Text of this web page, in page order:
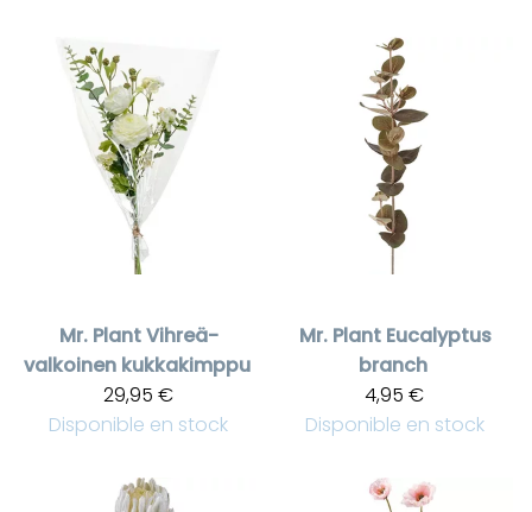
Mr. PlantVihreä-
valkoinen kukkakimppu
29,95 €
Disponible en stock
Mr. Plant Eucalyptus
branch
4,95 €
Disponible en stock